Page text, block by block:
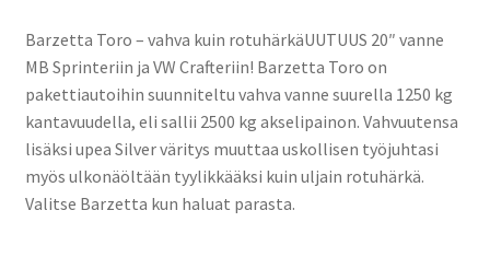
Barzetta Toro – vahva kuin rotuhärkäUUTUUS 20″ vanne
MB Sprinteriin ja VW Crafteriin! Barzetta Toro on
pakettiautoihin suunniteltu vahva vanne suurella 1250 kg
kantavuudella, eli sallii 2500 kg akselipainon. Vahvuutensa
lisäksi upea Silver väritys muuttaa uskollisen työjuhtasi
myös ulkonäöltään tyylikkääksi kuin uljain rotuhärkä.
Valitse Barzetta kun haluat parasta.